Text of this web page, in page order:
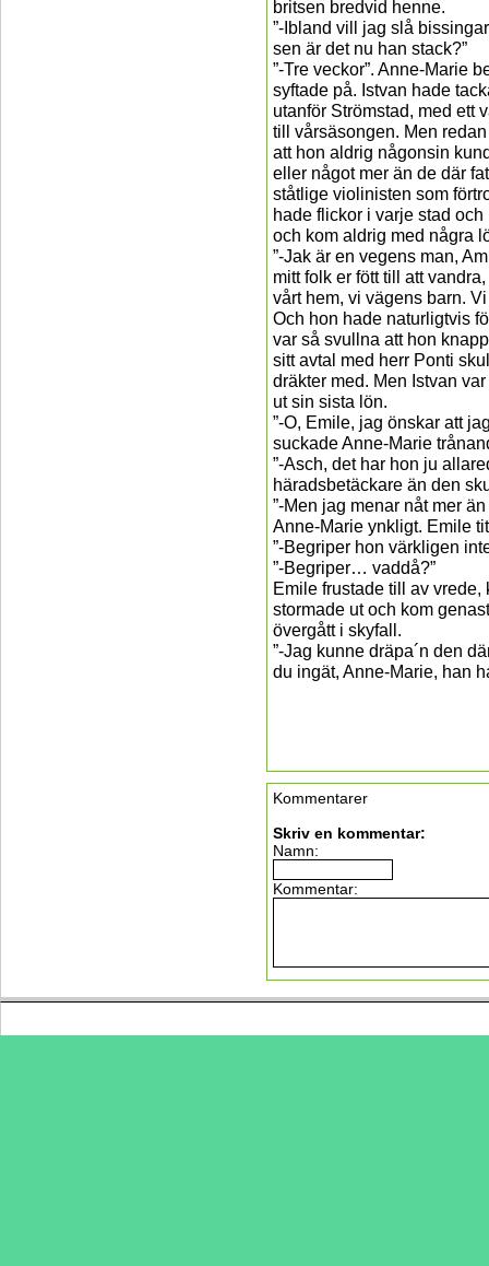
britsen bredvid henne.
”-Ibland vill jag slå
sen är det nu han stack?”
”-Tre veckor”. Anne-Marie
syftade på. Istvan hade
utanför Strömstad, med ett
till vårsäsongen. Men
att hon aldrig någonsin
eller något mer än de där
ståtlige violinisten som
hade flickor i varje stad
och kom aldrig med några
”-Jak är en vegens man,
mitt folk er fött till att
vårt hem, vi vägens barn.
Och hon hade naturligtvis
var så svullna att hon
sitt avtal med herr Ponti
dräkter med. Men Istvan
ut sin sista lön.
”-O, Emile, jag önskar att
suckade Anne-Marie
”-Asch, det har hon ju
häradsbetäckare än den
”-Men jag menar nåt mer
Anne-Marie ynkligt. Emile
”-Begriper hon värkligen
”-Begriper… vaddå?”
Emile frustade till av
stormade ut och kom
övergått i skyfall.
”-Jag kunne dräpa´n den
du ingät, Anne-Marie, han
Kommentarer
Skriv en kommentar:
Namn:
Kommentar: